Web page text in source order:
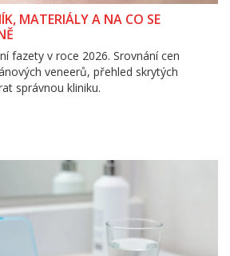
MATERIÁLY A NA CO SE
fazety v roce 2026. Srovnání cen
veneerů, přehled skrytých
správnou kliniku.